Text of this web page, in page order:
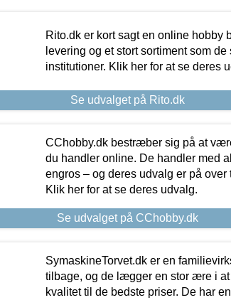
Rito.dk er kort sagt en online hobby
levering og et stort sortiment som
institutioner. Klik her for at se deres
Se udvalget på Rito.dk
CChobby.dk bestræber sig på at
du handler online. De handler med
engros – og deres udvalg er på
Klik her for at se deres udvalg.
Se udvalget på CChobby.dk
SymaskineTorvet.dk er en
tilbage, og de lægger en stor ære i
kvalitet til de bedste priser. De har